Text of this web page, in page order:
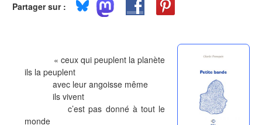
Partager sur :
« ceux qui peuplent la planète
ils la peuplent
avec leur angoisse même
ils vivent
c’est pas donné à tout le
monde